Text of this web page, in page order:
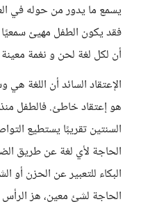
يسمع ما يدور من حوله في
فقد يكون الطفل مهيئ
أن لكل لغة لحن و نغمة
الإعتقاد السائد أن اللغة
هو إعتقاد خاطئ. فالطفل
السنتين تقريبًا يستطيع
الحاجة لأي لغة عن طريق
البكاء للتعبير عن الحزن أو
الحاجة لشئ معين، هز